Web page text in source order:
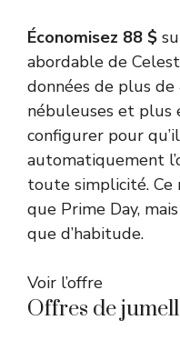
Économisez 88 $
abordable de
données de plus
nébuleuses et plus
configurer pour
automatiquement
toute simplicité. Ce
que Prime Day,
que d’habitude.
Voir l’offre
Offres de